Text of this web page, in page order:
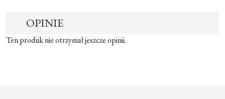
OPINIE
Ten produk nie otrzymał jeszcze opinii.